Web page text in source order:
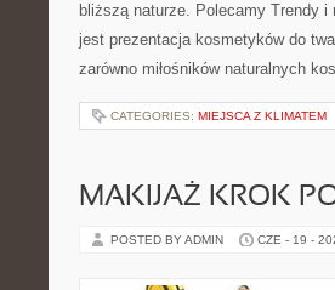
bliższą naturze. Polecamy Trendy
jest prezentacja kosmetyków do
zarówno miłośników naturalnych
CATEGORIES: MIEJSCA Z KLIMATEM
MAKIJAŻ KROK
POSTED BY ADMIN CZE - 19 -